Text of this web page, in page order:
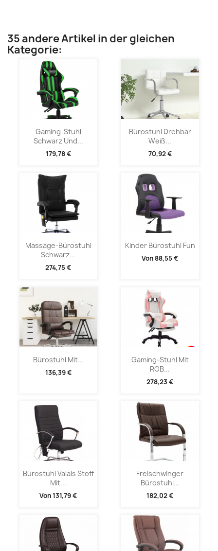
35 andere Artikel in der gleichen
Kategorie:
Gaming-Stuhl
Schwarz Und...
179,78 €
Bürostuhl Drehbar
Weiß...
70,92 €
Massage-Bürostuhl
Schwarz...
274,75 €
Kinder Bürostuhl Fun
Von 88,55 €
Bürostuhl Mit...
136,39 €
Gaming-Stuhl Mit
RGB...
278,23 €
Bürostuhl Valais Stoff
Mit...
Von131,79 €
Freischwinger
Bürostuhl...
182,02 €